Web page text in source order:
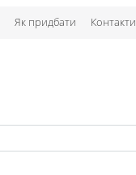
Як придбати Контакти